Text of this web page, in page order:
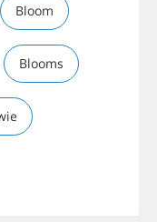
Bloom
Blooms